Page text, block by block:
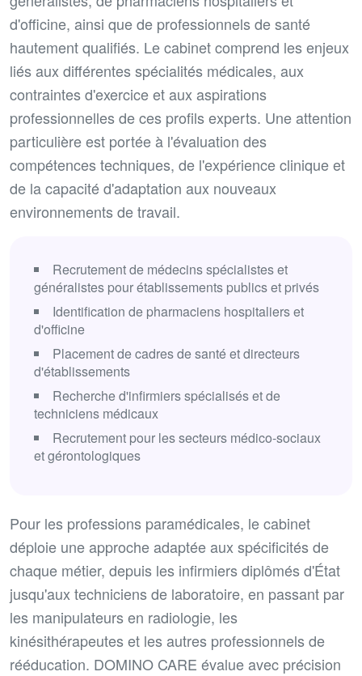
d'officine, ainsi que de professionnels de santé
hautement qualifiés. Le cabinet comprend les enjeux
liés aux différentes spécialités médicales, aux
contraintes d'exercice et aux aspirations
professionnelles de ces profils experts. Une attention
particulière est portée à l'évaluation des
compétences techniques, de l'expérience clinique et
de la capacité d'adaptation aux nouveaux
environnements de travail.
Recrutement de médecins spécialistes et
généralistes pour établissements publics et privés
Identification de pharmaciens hospitaliers et
d'officine
Placement de cadres de santé et directeurs
d'établissements
Recherche d'infirmiers spécialisés et de
techniciens médicaux
Recrutement pour les secteurs médico-sociaux
et gérontologiques
Pour les professions paramédicales, le cabinet
déploie une approche adaptée aux spécificités de
chaque métier, depuis les infirmiers diplômés d'État
jusqu'aux techniciens de laboratoire, en passant par
les manipulateurs en radiologie, les
kinésithérapeutes et les autres professionnels de
rééducation. DOMINO CARE évalue avec précision